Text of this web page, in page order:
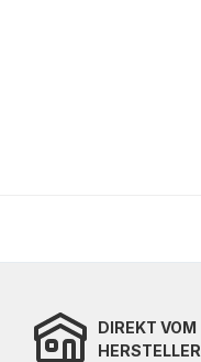
DIREKT VOM
HERSTELLER